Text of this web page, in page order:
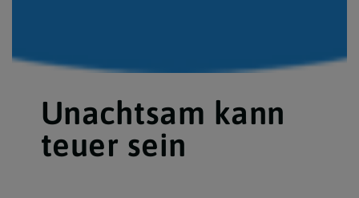
Unachtsam kann
teuer sein